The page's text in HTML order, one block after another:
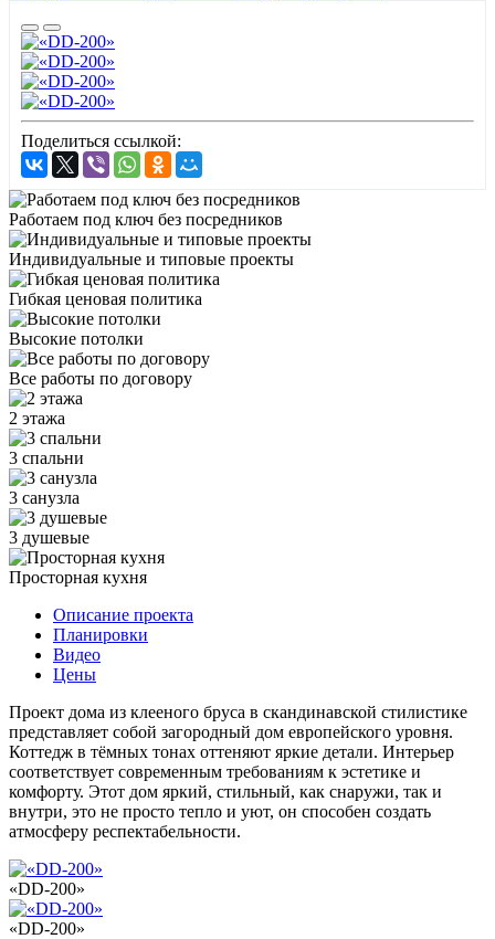
Поделиться ссылкой:
Работаем под ключ без посредников
Индивидуальные и типовые проекты
Гибкая ценовая политика
Высокие потолки
Все работы по договору
2 этажа
3 спальни
3 санузла
3 душевые
Просторная кухня
Описание проекта
Планировки
Видео
Цены
Проект дома из клееного бруса в скандинавской стилистике
представляет собой загородный дом европейского уровня.
Коттедж в тёмных тонах оттеняют яркие детали. Интерьер
соответствует современным требованиям к эстетике и
комфорту. Этот дом яркий, стильный, как снаружи, так и
внутри, это не просто тепло и уют, он способен создать
атмосферу респектабельности.
«DD-200»
«DD-200»